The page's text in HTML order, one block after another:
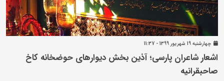
چهارشنبه 19 شهريور 1399 - 11:37
اشعار شاعران پارسی؛ آذین بخش دیوارهای حوضخانه کاخ
صاحبقرانیه